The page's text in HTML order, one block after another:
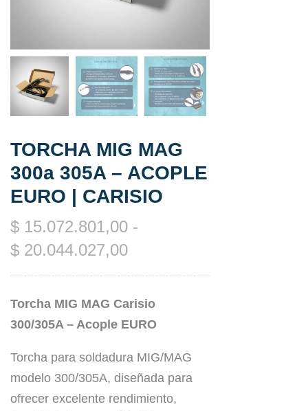
TORCHA MIG MAG
300a 305A – ACOPLE
EURO | CARISIO
$ 15.072.801,00 -
$ 20.044.027,00
Torcha MIG MAG Carisio
300/305A – Acople EURO
Torcha para soldadura MIG/MAG
modelo 300/305A, diseñada para
ofrecer excelente rendimiento,